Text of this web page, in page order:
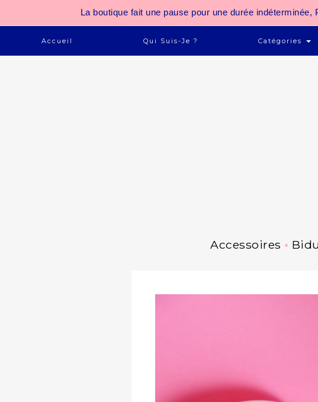
La boutique fait une pause pour une durée
Accueil Qui Suis-Je ? Catégories
Accessoires